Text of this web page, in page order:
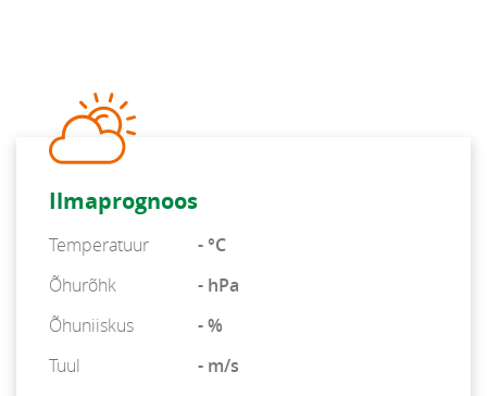
Ilmaprognoos
Temperatuur
- °C
Õhurõhk
- hPa
Õhuniiskus
- %
Tuul
- m/s